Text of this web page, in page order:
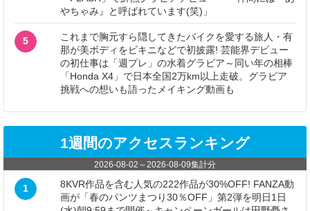
やちゃみ』と呼ばれています(笑)」
5
これまで胸元すら隠してきたバイクを愛する旅人・有
那が美ボディをビキニなどで初披露! 芸能界デビュー
の初仕事は「週プレ」の水着グラビア～同い年の相棒
「Honda X4」で日本全国2万km以上走破。グラビア
挑戦への想いも語ったメイキング動画も
1週間のアクセスランキング
2026-08-02 ～2026-08-09集計分
1
8KVR作品を含む人気の222作品が30%OFF! FANZA動
画が「春のパンツまつり30％OFF」第2弾を明日1日